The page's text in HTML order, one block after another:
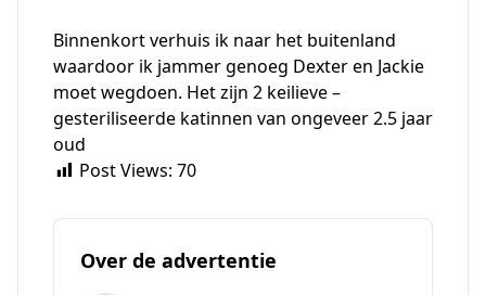
Binnenkort verhuis ik naar het buitenland
waardoor ik jammer genoeg Dexter en Jackie
moet wegdoen. Het zijn 2 keilieve –
gesteriliseerde katinnen van ongeveer 2.5 jaar
oud
Post Views: 70
Over de advertentie